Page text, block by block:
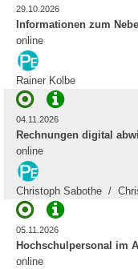
29.10.2026
Informationen zum
online
Rainer Kolbe
04.11.2026
Rechnungen digital
online
Christoph Sabothe /
05.11.2026
Hochschulpersonal im
online